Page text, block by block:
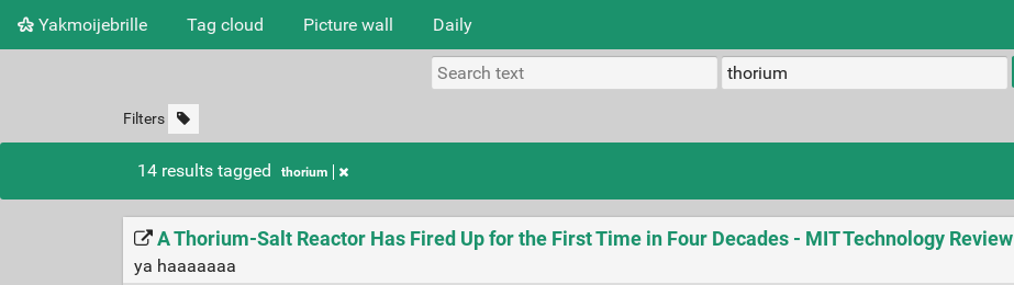
Yakmoijebrille Tag cloud Picture wall Daily
Filters
14 results tagged thorium
A Thorium-Salt Reactor Has Fired Up for the First Time in Four Decades - MIT Technology Review
ya haaaaaaa